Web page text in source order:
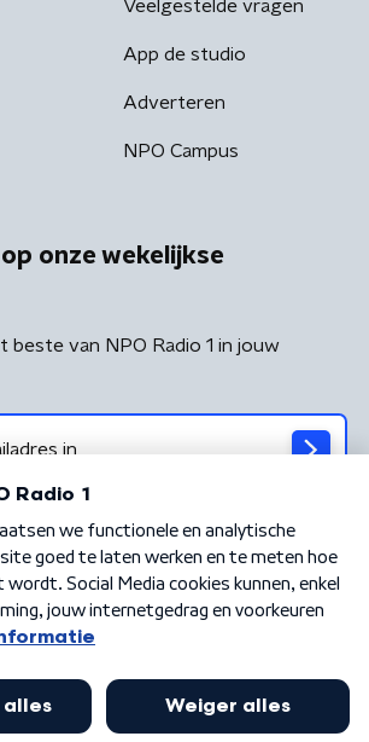
Veelgestelde vragen
App de studio
Adverteren
NPO Campus
onze wekelijkse
beste van NPO Radio 1 in jouw